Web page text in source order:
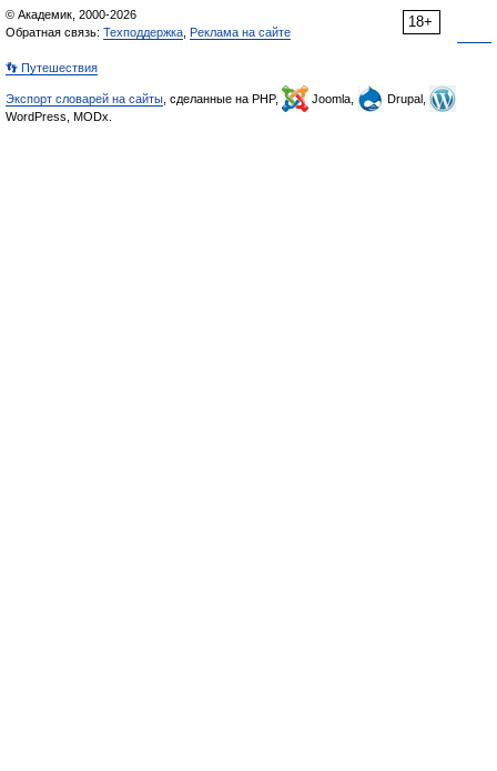
18+
© Академик, 2000-2026
Обратная связь: Техподдержка Реклама на сайте
👣 Путешествия
Экспорт словарей на сайты , сделанные на PHP, Joomla,
Drupal,
WordPress, MODx.